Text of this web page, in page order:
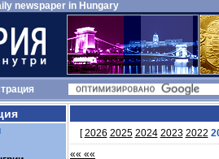
newspaper in Hungary
[2026 2025 2024 2023 2022
«« ««